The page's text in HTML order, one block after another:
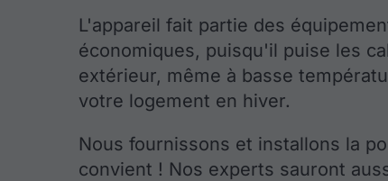
L'appareil fait partie des
économiques, puisqu'il puise les
extérieur, même à basse
votre logement en hiver.
Nous fournissons et installons la
convient ! Nos experts sauront